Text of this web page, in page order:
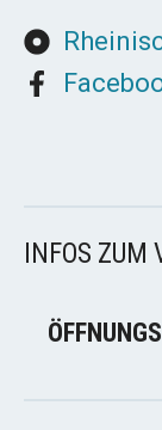
INFOS